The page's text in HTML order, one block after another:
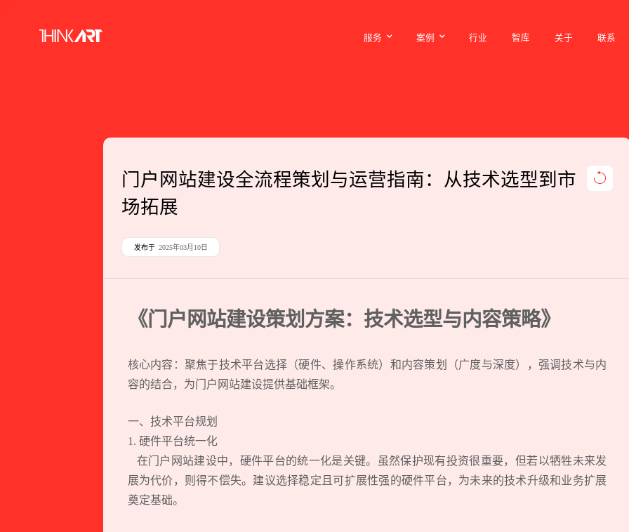
服务
案例
行业
智库
关于
联系
门户网站建设全流程策划与运营指南：从技术选型到市
场拓展
发布于 2025年03月10日
《门户网站建设策划方案：技术选型与内容策略》
核心内容：聚焦于技术平台选择（硬件、操作系统）和内容策划（广度与深度），强调技术与内
容的结合，为门户网站建设提供基础框架。
一、技术平台规划
1. 硬件平台统一化
在门户网站建设中，硬件平台的统一化是关键。虽然保护现有投资很重要，但若以牺牲未来发
展为代价，则得不偿失。建议选择稳定且可扩展性强的硬件平台，为未来的技术升级和业务扩展
奠定基础。